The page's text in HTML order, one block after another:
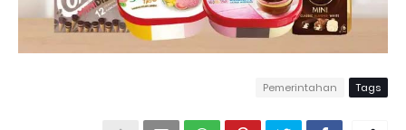
Tags
Pemerintahan